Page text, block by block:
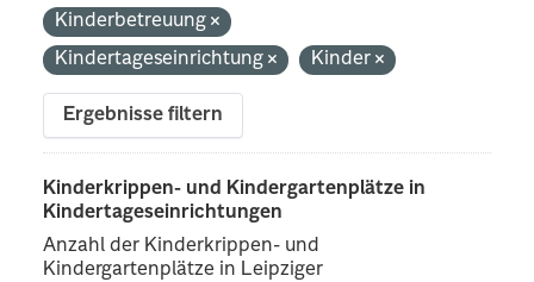
Kinderbetreuung
Kindertageseinrichtung
Kinder
Ergebnisse filtern
Kinderkrippen- und Kindergartenplätze in
Kindertageseinrichtungen
Anzahl der Kinderkrippen- und
Kindergartenplätze in Leipziger